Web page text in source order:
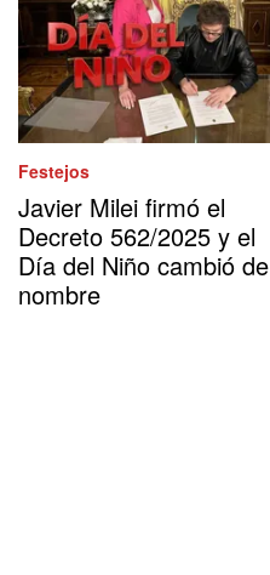
Festejos
Javier Milei firmó el
Decreto 562/2025 y el
Día del Niño cambió de
nombre